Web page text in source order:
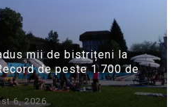
mii de bistrițeni la
de peste 1.700 de
6, 2026